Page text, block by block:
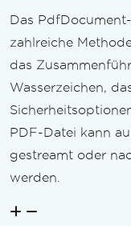
Das
zahlreiche
das
Wasserzeichen,
PDF-Datei kann
gestreamt oder
werden.